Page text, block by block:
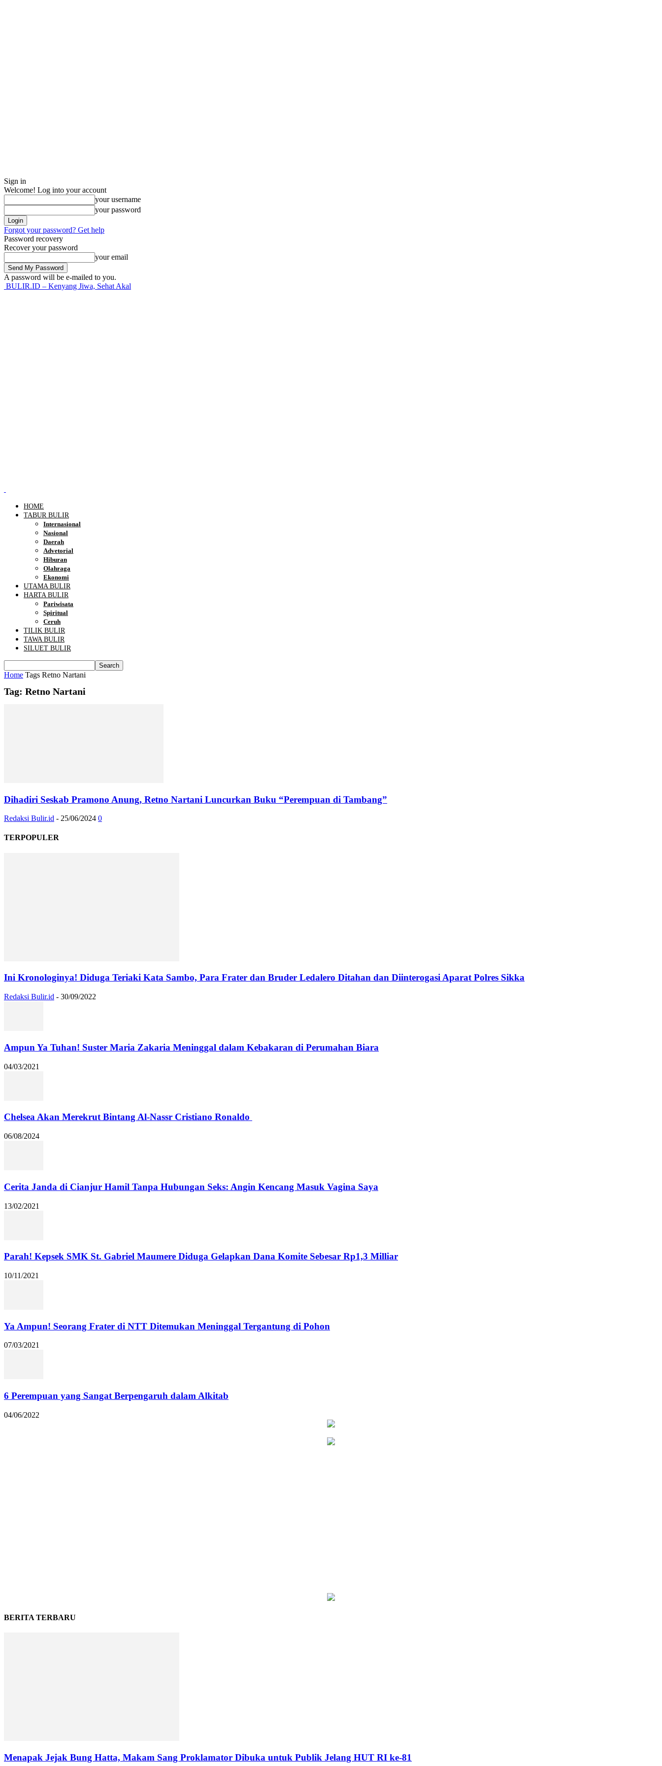
Sign in
Welcome! Log into your account
your username
your password
Forgot your password? Get help
Password recovery
Recover your password
your email
A password will be e-mailed to you.
BULIR.ID – Kenyang Jiwa, Sehat Akal
HOME
TABUR BULIR
Internasional
Nasional
Daerah
Advetorial
Hiburan
Olahraga
Ekonomi
UTAMA BULIR
HARTA BULIR
Pariwisata
Spiritual
Ceruh
TILIK BULIR
TAWA BULIR
SILUET BULIR
Home Tags Retno Nartani
Tag: Retno Nartani
Dihadiri Seskab Pramono Anung, Retno Nartani Luncurkan Buku “Perempuan di Tambang”
Redaksi Bulir.id - 25/06/2024 0
TERPOPULER
Ini Kronologinya! Diduga Teriaki Kata Sambo, Para Frater dan Bruder Ledalero Ditahan dan Diinterogasi Aparat Polres Sikka
Redaksi Bulir.id - 30/09/2022
Ampun Ya Tuhan! Suster Maria Zakaria Meninggal dalam Kebakaran di Perumahan Biara
04/03/2021
Chelsea Akan Merekrut Bintang Al-Nassr Cristiano Ronaldo
06/08/2024
Cerita Janda di Cianjur Hamil Tanpa Hubungan Seks: Angin Kencang Masuk Vagina Saya
13/02/2021
Parah! Kepsek SMK St. Gabriel Maumere Diduga Gelapkan Dana Komite Sebesar Rp1,3 Milliar
10/11/2021
Ya Ampun! Seorang Frater di NTT Ditemukan Meninggal Tergantung di Pohon
07/03/2021
6 Perempuan yang Sangat Berpengaruh dalam Alkitab
04/06/2022
BERITA TERBARU
Menapak Jejak Bung Hatta, Makam Sang Proklamator Dibuka untuk Publik Jelang HUT RI ke-81